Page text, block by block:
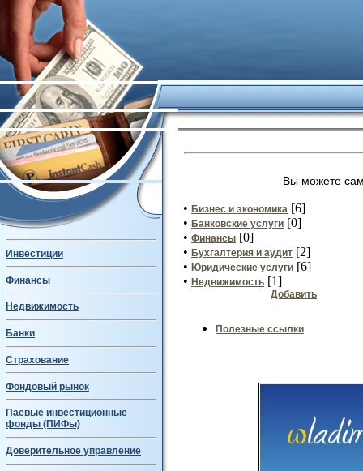
Инвестиции
Финансы
Недвижимость
Банки
Страхование
Фондовый рынок
Паевые инвестиционные
фонды (ПИФы)
Доверительное управление
Вы можете
• Бизнес и экономика [6]
• Банковские услуги [0]
• Финансы [0]
• Бухгалтерия и аудит [2]
• Юридические услуги [6]
• Недвижимость [1]
Добавить
Полезные ссылки